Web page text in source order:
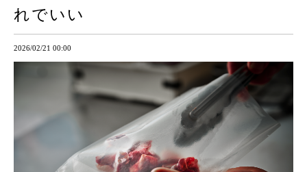
れでいい
2026/02/21 00:00